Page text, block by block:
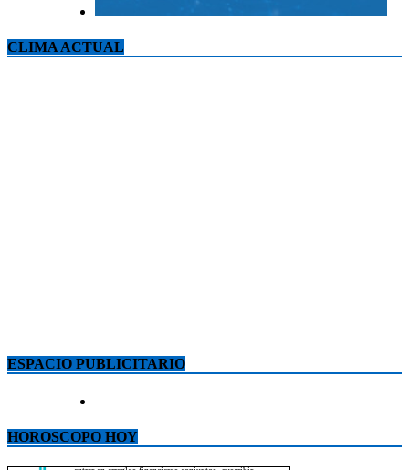
CLIMA ACTUAL
ESPACIO PUBLICITARIO
HOROSCOPO HOY